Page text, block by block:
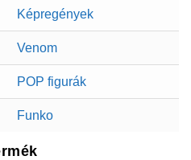
Képregények
Venom
POP figurák
Funko